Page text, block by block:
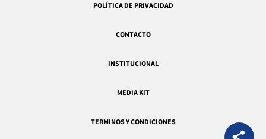
POLÍTICA DE PRIVACIDAD
CONTACTO
INSTITUCIONAL
MEDIA KIT
TERMINOS Y CONDICIONES